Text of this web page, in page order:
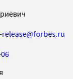
release@forbes.ru